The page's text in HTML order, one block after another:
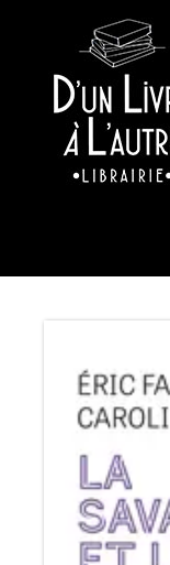
Librairie D'un livre à